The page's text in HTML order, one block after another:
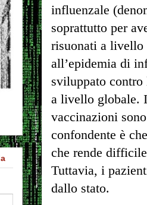
influenzale
soprattutto per
risuonati a livello
all’epidemia di
sviluppato
a livello globale.
vaccinazioni
confondente è
che rende
Tuttavia, i
dallo stato.